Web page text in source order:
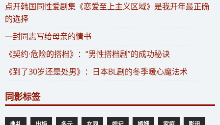
​点开韩国同性爱剧集《恋爱至上主义区域》是我开年最正确
的选择
一封同志写给母亲的情书
《契约·危险的搭档》：“男性搭档剧”的成功秘诀
《到了30岁还是处男》：日本BL剧的冬季暖心魔法术
同影标签